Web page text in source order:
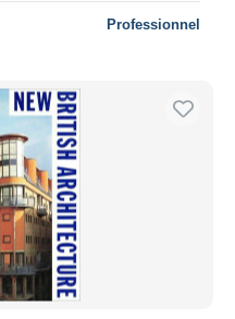
Professionnel